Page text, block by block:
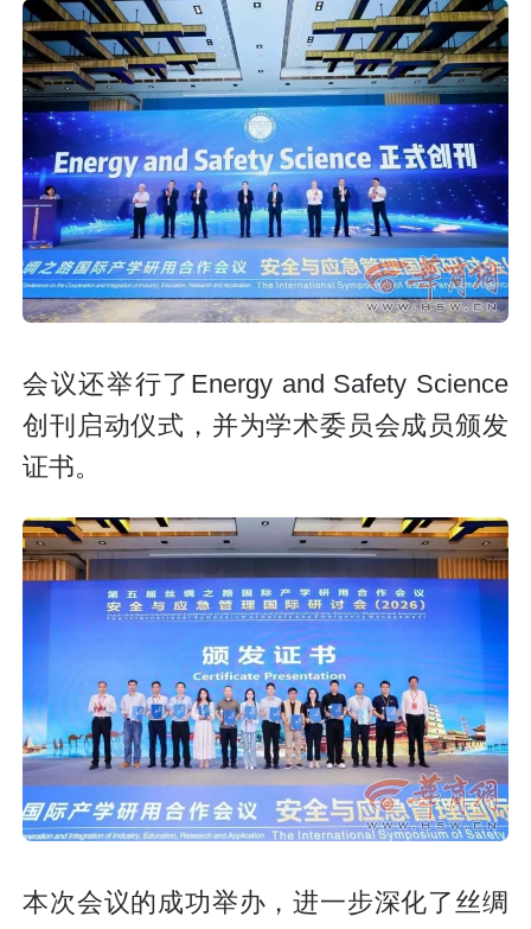
会议还举行了Energy and Safety Science
创刊启动仪式，并为学术委员会成员颁发
证书。
本次会议的成功举办，进一步深化了丝绸